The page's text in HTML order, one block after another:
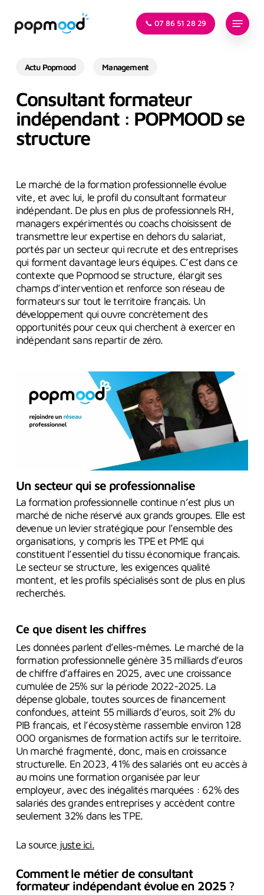
main
📞 07 86 51 28 29
Menu
Actu Popmood Management
Consultant formateur
indépendant : POPMOOD se
structure
Le marché de la formation professionnelle évolue
vite, et avec lui, le profil du consultant formateur
indépendant. De plus en plus de professionnels RH,
managers expérimentés ou coachs choisissent de
transmettre leur expertise en dehors du salariat,
portés par un secteur qui recrute et des entreprises
qui forment davantage leurs équipes. C’est dans ce
contexte que Popmood se structure, élargit ses
champs d’intervention et renforce son réseau de
formateurs sur tout le territoire français. Un
développement qui ouvre concrètement des
opportunités pour ceux qui cherchent à exercer en
indépendant sans repartir de zéro.
Un secteur qui se professionnalise
La formation professionnelle continue n’est plus un
marché de niche réservé aux grands groupes. Elle est
devenue un levier stratégique pour l’ensemble des
organisations, y compris les TPE et PME qui
constituent l’essentiel du tissu économique français.
Le secteur se structure, les exigences qualité
montent, et les profils spécialisés sont de plus en plus
recherchés.
Ce que disent les chiffres
Les données parlent d’elles-mêmes. Le marché de la
formation professionnelle génère 35 milliards d’euros
de chiffre d’affaires en 2025, avec une croissance
cumulée de 25% sur la période 2022-2025. La
dépense globale, toutes sources de financement
confondues, atteint 55 milliards d’euros, soit 2% du
PIB français, et l’écosystème rassemble environ 128
000 organismes de formation actifs sur le territoire.
Un marché fragmenté, donc, mais en croissance
structurelle. En 2023, 41% des salariés ont eu accès à
au moins une formation organisée par leur
employeur, avec des inégalités marquées : 62% des
salariés des grandes entreprises y accèdent contre
seulement 32% dans les TPE.
La source juste ici.
Comment le métier de consultant
formateur indépendant évolue en 2025 ?